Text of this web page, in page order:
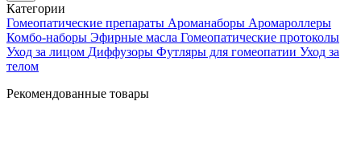
Категории
Гомеопатические препараты Ароманаборы Аромароллеры
Комбо-наборы Эфирные масла Гомеопатические протоколы
Уход за лицом Диффузоры Футляры для гомеопатии Уход за
телом
Рекомендованные товары